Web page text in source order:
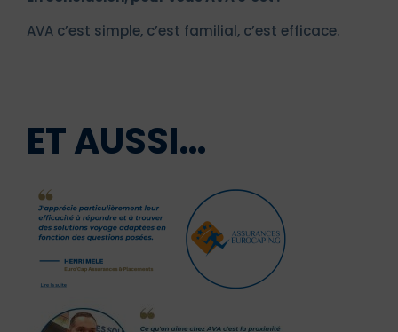
AVA c’est simple, c’est familial, c’est efficace.
ET AUSSI…